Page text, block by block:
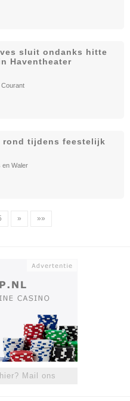
sluit ondanks hitte
Haventheater
Courant
rond tijdens feestelijk
en Waler
» »»
Mail ons